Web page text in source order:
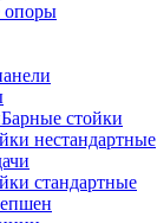
опоры
Барные стойки
нестандартные
стандартные